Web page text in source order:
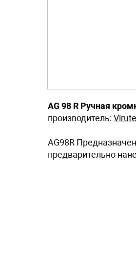
AG 98 R Ручная
производитель:
AG98R
предварительно